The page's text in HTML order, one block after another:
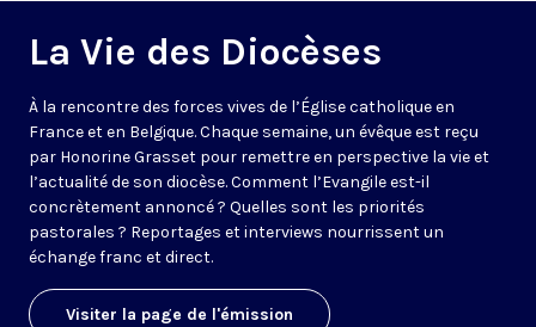
La Vie des Diocèses
À la rencontre des forces vives de l’Église catholique en
France et en Belgique. Chaque semaine, un évêque est reçu
par Honorine Grasset pour remettre en perspective la vie et
l’actualité de son diocèse. Comment l’Evangile est-il
concrètement annoncé ? Quelles sont les priorités
pastorales ? Reportages et interviews nourrissent un
échange franc et direct.
Visiter la page de l'émission